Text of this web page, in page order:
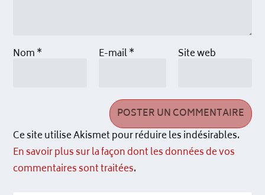
Nom* E-mail* Site web
Ce site utilise Akismet pour réduire les indésirables.
En savoir plus sur la façon dont les données de vos
commentaires sont traitées.